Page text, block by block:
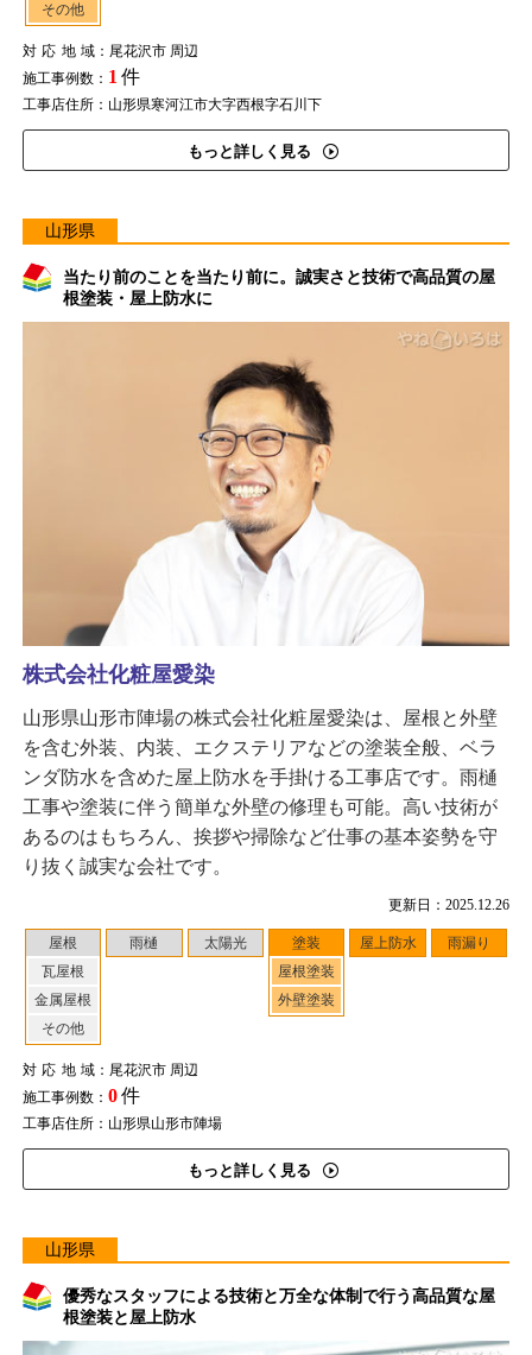
その他
対応地域：尾花沢市 周辺
施工事例数： 1 件
工事店住所：山形県寒河江市大字西根字石川下
もっと詳しく見る
山形県
当たり前のことを当たり前に。誠実さと技術で高品質の屋
根塗装・屋上防水に
更新日：2025.12.26
屋根
瓦屋根
金属屋根
その他
雨樋 太陽光
塗装
屋根塗装
外壁塗装
屋上防水 雨漏り
対応地域：尾花沢市 周辺
施工事例数： 0件
工事店住所：山形県山形市陣場
もっと詳しく見る
株式会社化粧屋愛染
山形県山形市陣場の株式会社化粧屋愛染は、屋根と外壁
を含む外装、内装、エクステリアなどの塗装全般、ベラ
ンダ防水を含めた屋上防水を手掛ける工事店です。雨樋
工事や塗装に伴う簡単な外壁の修理も可能。高い技術が
あるのはもちろん、挨拶や掃除など仕事の基本姿勢を守
り抜く誠実な会社です。
山形県
優秀なスタッフによる技術と万全な体制で行う高品質な屋
根塗装と屋上防水